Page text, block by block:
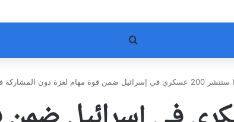
بحث عن
ضمن قوة مهام لغزة دون المشاركة في عمليات في القطاع